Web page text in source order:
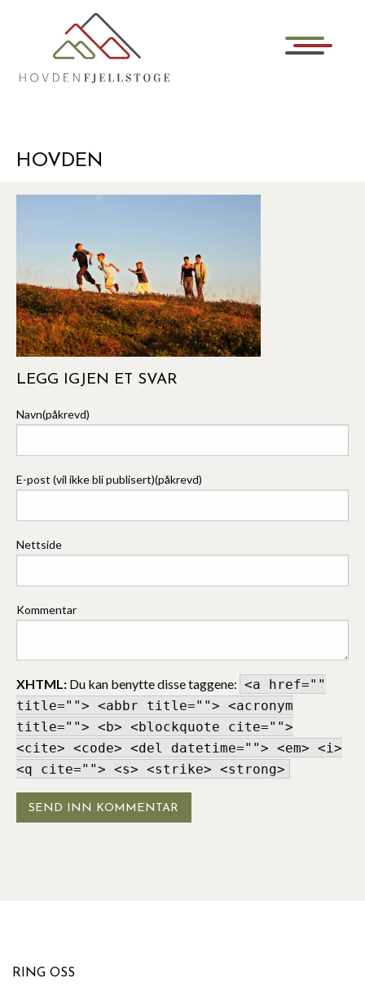
HOVDEN
LEGG IGJEN ET SVAR
Navn(påkrevd)
E-post (vil ikke bli publisert)(påkrevd)
Nettside
Kommentar
XHTML: Du kan benytte disse taggene: <a href=""
title=""> <abbr title=""> <acronym
title=""> <b> <blockquote cite="">
<cite> <code> <del datetime=""> <em> <i>
<q cite=""> <s> <strike> <strong>
RING OSS